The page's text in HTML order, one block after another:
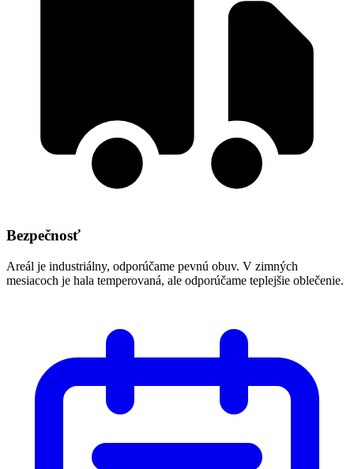
Bezpečnosť
Areál je industriálny, odporúčame pevnú obuv. V zimných
mesiacoch je hala temperovaná, ale odporúčame teplejšie oblečenie.